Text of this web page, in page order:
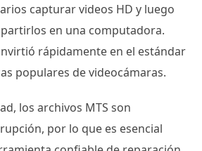
capturar videos HD y luego
en una computadora.
rápidamente en el estándar
populares de videocámaras.
los archivos MTS son
por lo que es esencial